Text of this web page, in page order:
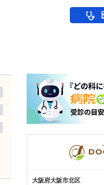
大阪府大阪市北区